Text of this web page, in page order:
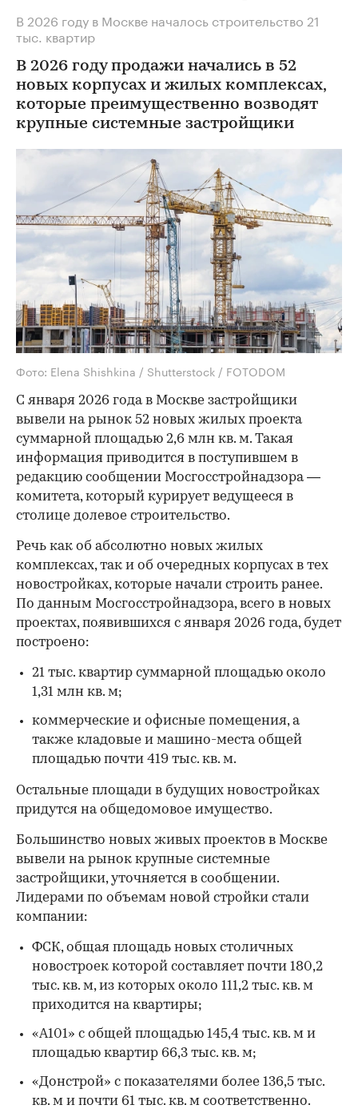
В 2026 году в Москве началось строительство 21
тыс. квартир
В 2026 году продажи начались в 52
новых корпусах и жилых комплексах,
которые преимущественно возводят
крупные системные застройщики
Фото: Elena Shishkina / Shutterstock / FOTODOM
С января 2026 года в Москве застройщики
вывели на рынок 52 новых жилых проекта
суммарной площадью 2,6 млн кв. м. Такая
информация приводится в поступившем в
редакцию сообщении Мосгосстройнадзора —
комитета, который курирует ведущееся в
столице долевое строительство.
Речь как об абсолютно новых жилых
комплексах, так и об очередных корпусах в тех
новостройках, которые начали строить ранее.
По данным Мосгосстройнадзора, всего в новых
проектах, появившихся с января 2026 года, будет
построено:
21 тыс. квартир суммарной площадью около
1,31 млн кв. м;
коммерческие и офисные помещения, а
также кладовые и машино-места общей
площадью почти 419 тыс. кв. м.
00:00 / 00:00
Остальные площади в будущих новостройках
придутся на общедомовое имущество.
Большинство новых живых проектов в Москве
вывели на рынок крупные системные
застройщики, уточняется в сообщении.
Лидерами по объемам новой стройки стали
компании:
ФСК, общая площадь новых столичных
новостроек которой составляет почти 180,2
тыс. кв. м, из которых около 111,2 тыс. кв. м
приходится на квартиры;
«А101» с общей площадью 145,4 тыс. кв. м и
площадью квартир 66,3 тыс. кв. м;
«Донстрой» с показателями более 136,5 тыс.
кв. м и почти 61 тыс. кв. м соответственно.